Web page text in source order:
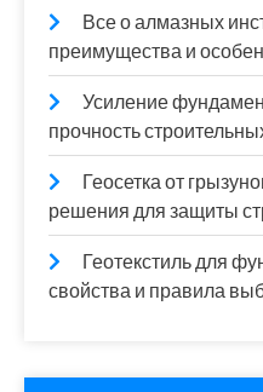
Все о алмазных
преимущества и
Усиление
прочность
Геосетка от
решения для защиты
Геотекстиль для
свойства и правила